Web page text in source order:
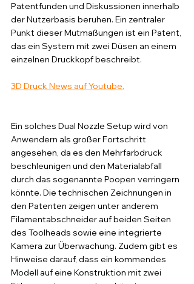
Patentfunden und Diskussionen innerhalb
der Nutzerbasis beruhen. Ein zentraler
Punkt dieser Mutmaßungen ist ein Patent,
das ein System mit zwei Düsen an einem
einzelnen Druckkopf beschreibt.
3D Druck News auf Youtube.
Ein solches Dual Nozzle Setup wird von
Anwendern als großer Fortschritt
angesehen, da es den Mehrfarbdruck
beschleunigen und den Materialabfall
durch das sogenannte Poopen verringern
könnte. Die technischen Zeichnungen in
den Patenten zeigen unter anderem
Filamentabschneider auf beiden Seiten
des Toolheads sowie eine integrierte
Kamera zur Überwachung. Zudem gibt es
Hinweise darauf, dass ein kommendes
Modell auf eine Konstruktion mit zwei